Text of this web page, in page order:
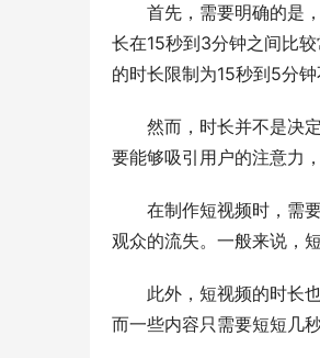
首先，需要明确的是
长在15秒到3分钟之间比
的时长限制为15秒到5分钟
然而，时长并不是决
要能够吸引用户的注意力
在制作短视频时，需
观众的流失。一般来说，
此外，短视频的时长
而一些内容只需要短短几